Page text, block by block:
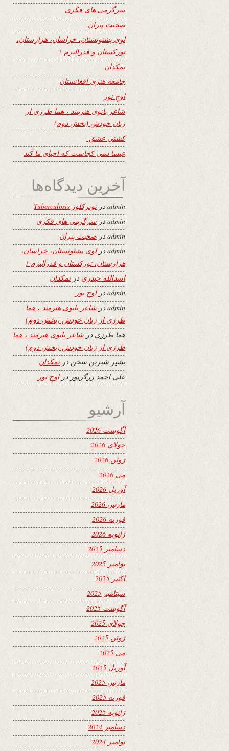
سرگرمی های فکری
صحبت پیران
لوی پشتونستان، خراسان، هزارستان،
تورکستان و فدرالیزم !
نمکدان
جامعه هنری افغانستان
اوجِ نور
شاعر بانوی هنرمند ، هما طرزی از
زبان خودش (بخش دوم)
کشتی عشق
عیسا دمی کجاست که احیای ما کند
آخرین دیدگاه‌ها
adminدرتوبرکلوز Tuberculosis
admin در سرگرمی های فکری
admin در صحبت پیران
adminدرلوی پشتونستان، خراسان،
هزارستان، تورکستان و فدرالیزم !
اسدالله حیدری درنمکدان
adminدراوجِ نور
adminدر شاعر بانوی هنرمند ، هما
طرزی از زبان خودش (بخش دوم)
هما طرزی در شاعر بانوی هنرمند ، هما
طرزی از زبان خودش (بخش دوم)
بشیر شیرین سخن درنمکدان
علی احمد زرگرپور دراوجِ نور
آرشیو
آگوست 2026
جولای 2026
ژوئن 2026
می 2026
آوریل 2026
مارس 2026
فوریه 2026
ژانویه 2026
دسامبر 2025
نوامبر 2025
اکتبر 2025
سپتامبر 2025
آگوست 2025
جولای 2025
ژوئن 2025
می 2025
آوریل 2025
مارس 2025
فوریه 2025
ژانویه 2025
دسامبر 2024
نوامبر 2024